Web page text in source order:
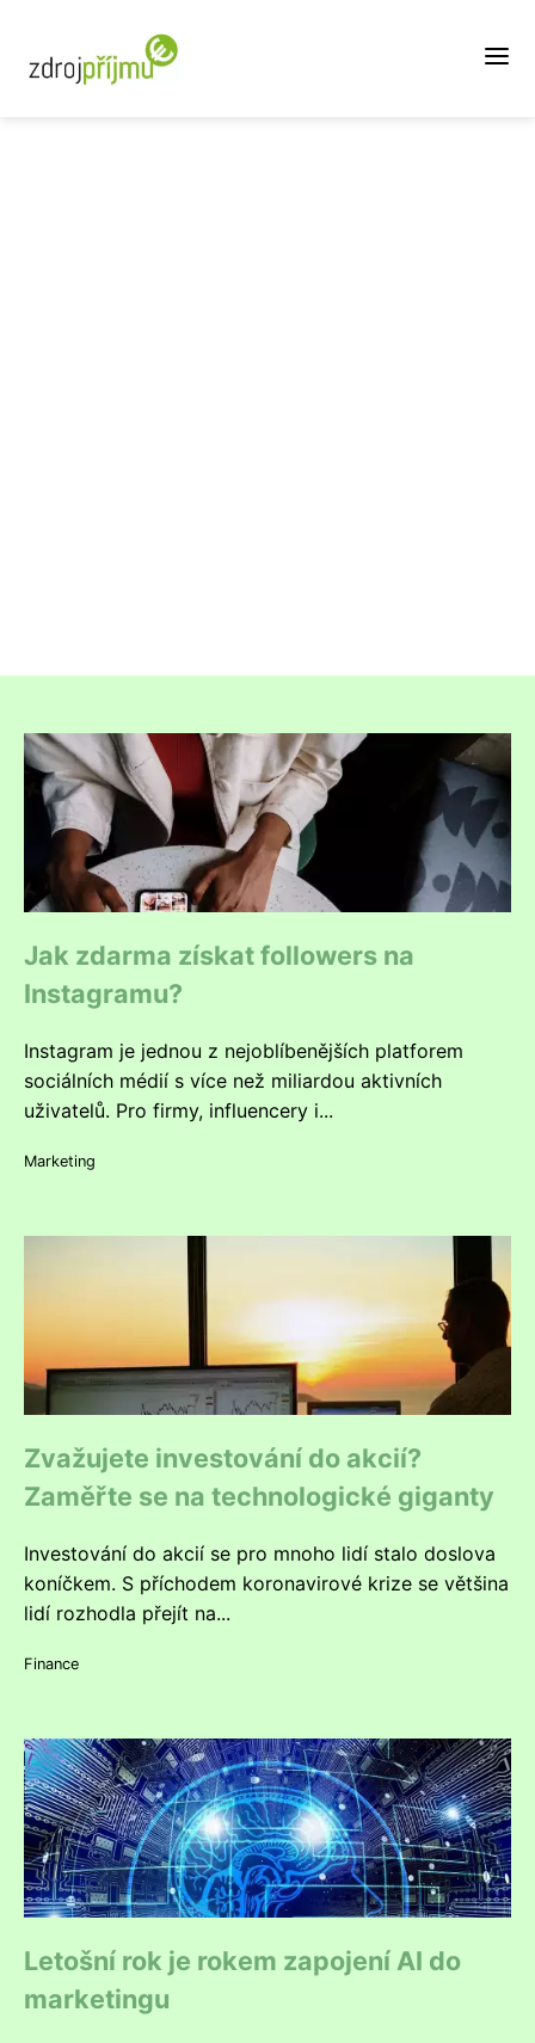
Jak zdarma získat followers na
Instagramu?
Instagram je jednou z nejoblíbenějších platforem
sociálních médií s více než miliardou aktivních
uživatelů. Pro firmy, influencery i...
Marketing
Zvažujete investování do akcií?
Zaměřte se na technologické giganty
Investování do akcií se pro mnoho lidí stalo doslova
koníčkem. S příchodem koronavirové krize se většina
lidí rozhodla přejít na...
Finance
Letošní rok je rokem zapojení AI do
marketingu